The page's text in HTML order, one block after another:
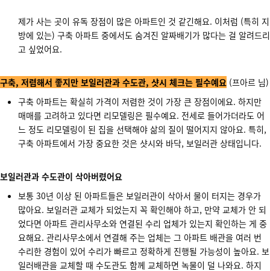
제가 사는 곳이 유독 장점이 많은 아파트인 것 같긴해요. 이처럼 (특히 지
방에 있는) 구축 아파트 중에서도 숨겨진 알짜배기가 많다는 걸 알려드리
고 싶었어요.
구축, 저렴해서 좋지만 보일러관과 수도관, 샷시 체크는 필수예요 (프아르 님)
구축 아파트는 확실히 가격이 저렴한 것이 가장 큰 장점이에요. 하지만
매매를 고려하고 있다면 리모델링은 필수예요. 전세로 들어가더라도 어
느 정도 리모델링이 된 집을 선택해야 삶의 질이 떨어지지 않아요. 특히,
구축 아파트에서 가장 중요한 것은 샷시와 바닥, 보일러관 상태입니다.
보일러관과 수도관이 삭아버렸어요
보통 30년 이상 된 아파트들은 보일러관이 삭아서 물이 터지는 경우가
많아요. 보일러관 교체가 되었는지 꼭 확인해야 하고, 만약 교체가 안 되
었다면 아파트 관리사무소와 연결된 수리 업체가 있는지 확인하는 게 중
요해요. 관리사무소에서 연결해 주는 업체는 그 아파트 배관을 여러 번
수리한 경험이 있어 수리가 빠르고 정확하게 진행될 가능성이 높아요. 보
일러배관을 교체할 때 수도관도 함께 교체하면 녹물이 덜 나와요. 하지